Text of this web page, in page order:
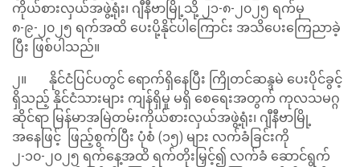
ကိုယ်စားလှယ်အဖွဲ့ရုံး၊ ဂျီနီဗာမြို့သို့ ၂၁-၈-၂၀၂၅ ရက်မှ
၈-၉-၂၀၂၅ ရက်အထိ ပေးပို့နိုင်ပါကြောင်း အသိပေးကြေညာခဲ့
ပြီး ဖြစ်ပါသည်။
၂။ နိုင်ငံပြင်ပတွင် ရောက်ရှိနေပြီး ကြိုတင်ဆန္ဒမဲ ပေးပိုင်ခွင့်
ရှိသည့် နိုင်ငံသားများ ကျန်ရှိမှု မရှိ စေရေးအတွက် ကုလသမဂ္ဂ
ဆိုင်ရာ မြန်မာအမြဲတမ်းကိုယ်စားလှယ်အဖွဲ့ရုံး၊ ဂျီနီဗာမြို့
အနေဖြင့် ဖြည့်စွက်ပြီး ပုံစံ (၁၅) များ လက်ခံခြင်းကို
၂-၁၀-၂၀၂၅ ရက်နေ့အထိ ရက်တိုးမြှင့်၍ လက်ခံ ဆောင်ရွက်